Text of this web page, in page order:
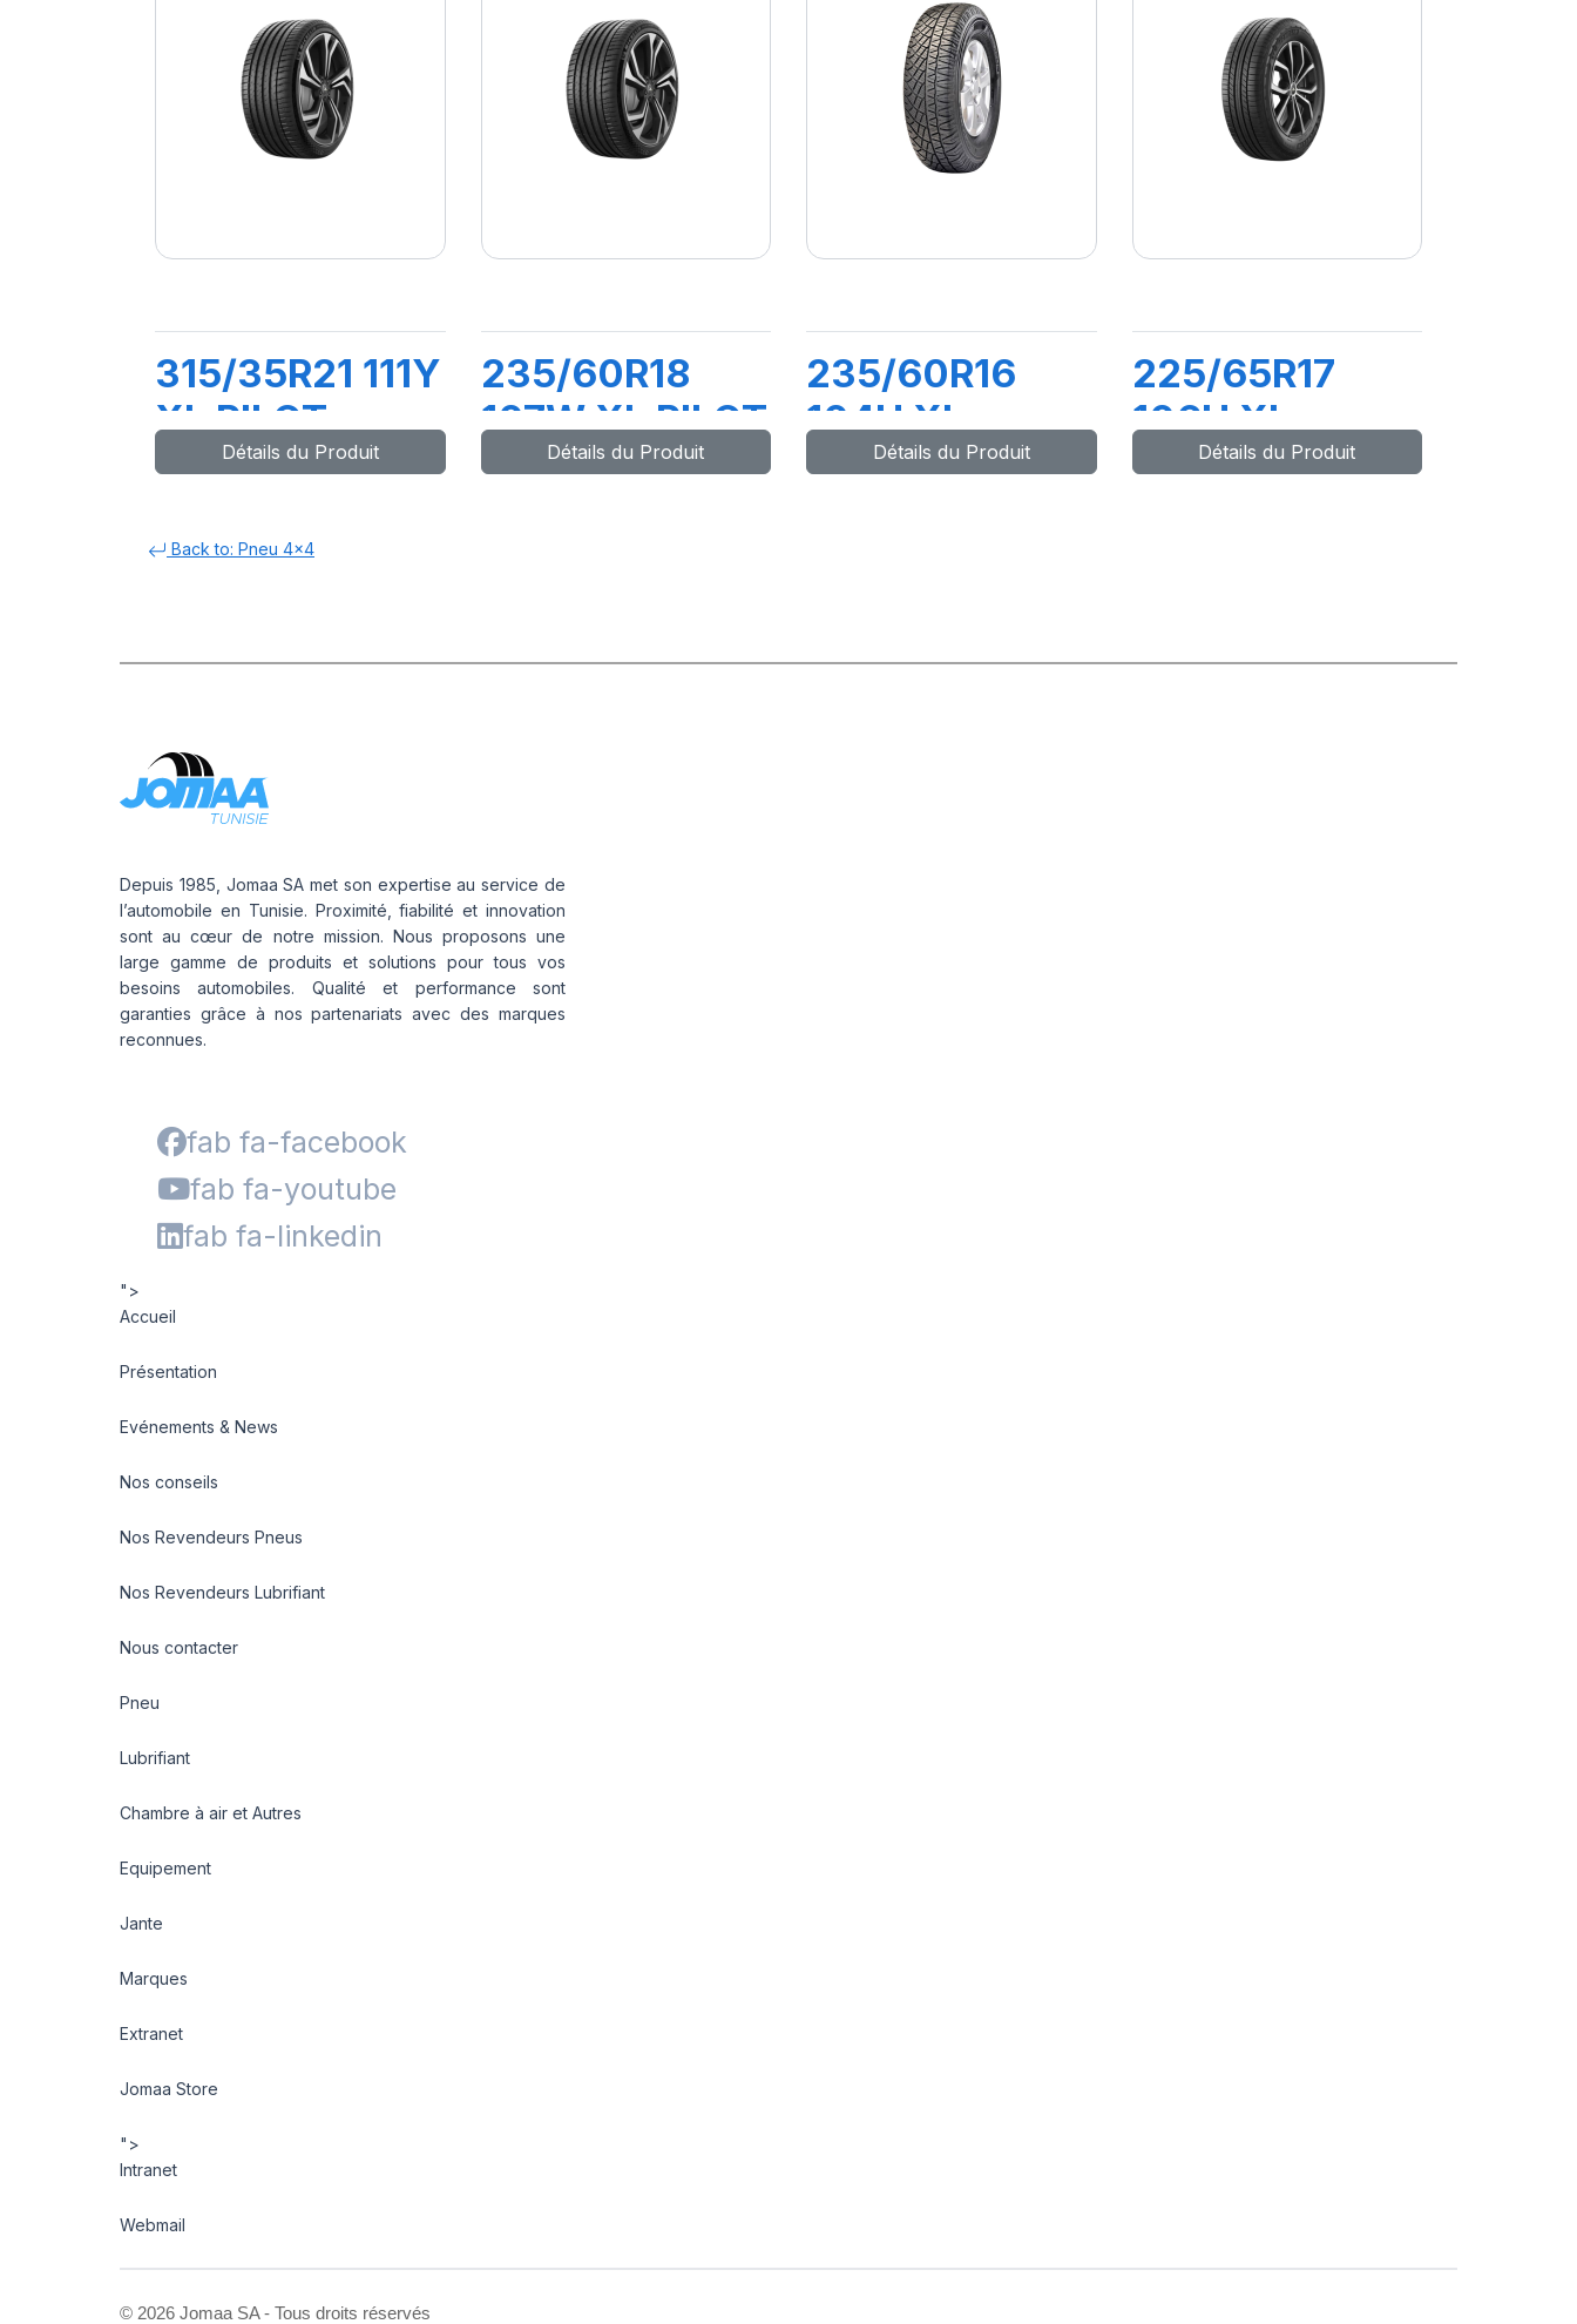
315/35R21 111Y
XL PILOT
SPORT 4 SUV
Détails du Produit
235/60R18
107W XL PILOT
SPORT 4 SUV
Détails du Produit
235/60R16
104H XL
LATITUDE
Détails du Produit
225/65R17
106H XL
PRIMACY
Détails du Produit
Back to: Pneu 4x4
Depuis 1985, Jomaa SA met son expertise au service de
l’automobile en Tunisie. Proximité, fiabilité et innovation
sont au cœur de notre mission. Nous proposons une
large gamme de produits et solutions pour tous vos
besoins automobiles. Qualité et performance sont
garanties grâce à nos partenariats avec des marques
reconnues.
fab fa-facebook
fab fa-youtube
fab fa-linkedin
">
Accueil
Présentation
Evénements & News
Nos conseils
Nos Revendeurs Pneus
Nos Revendeurs Lubrifiant
Nous contacter
Pneu
Lubrifiant
Chambre à air et Autres
Equipement
Jante
Marques
Extranet
Jomaa Store
">
Intranet
Webmail
© 2026 Jomaa SA - Tous droits réservés